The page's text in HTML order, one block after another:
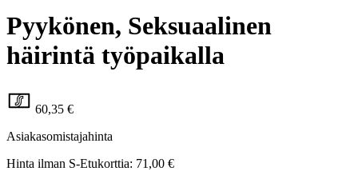
Pyykönen, Seksuaalinen
häirintä työpaikalla
60,35 €
Asiakasomistajahinta
Hinta ilman S-Etukorttia: 71,00 €